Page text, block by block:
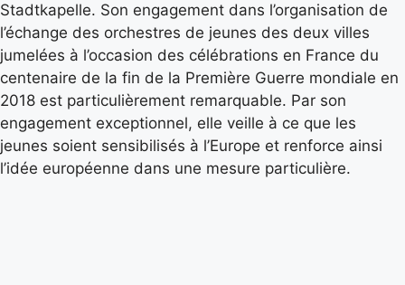
Stadtkapelle. Son engagement dans l’organisation de
l’échange des orchestres de jeunes des deux villes
jumelées à l’occasion des célébrations en France du
centenaire de la fin de la Première Guerre mondiale en
2018 est particulièrement remarquable. Par son
engagement exceptionnel, elle veille à ce que les
jeunes soient sensibilisés à l’Europe et renforce ainsi
l’idée européenne dans une mesure particulière.